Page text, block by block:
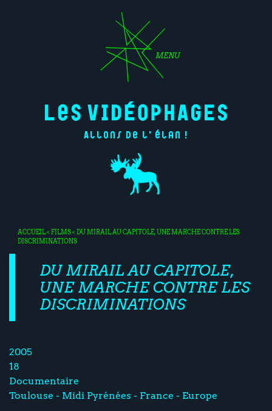
MENU
Allons de l'élan !
ACCUEIL< FILMS< DU MIRAIL AU CAPITOLE, UNE MARCHE CONTRE LES
DISCRIMINATIONS
DU MIRAIL AU CAPITOLE,
UNE MARCHE CONTRE LES
DISCRIMINATIONS
2005
18
Documentaire
Toulouse - Midi Pyrénées - France - Europe